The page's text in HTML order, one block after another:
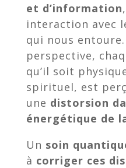
et d’information
interaction avec
qui nous
perspective,
qu’il soit
spirituel, est
une distorsion
énergétique de
Un soin
à corriger ces